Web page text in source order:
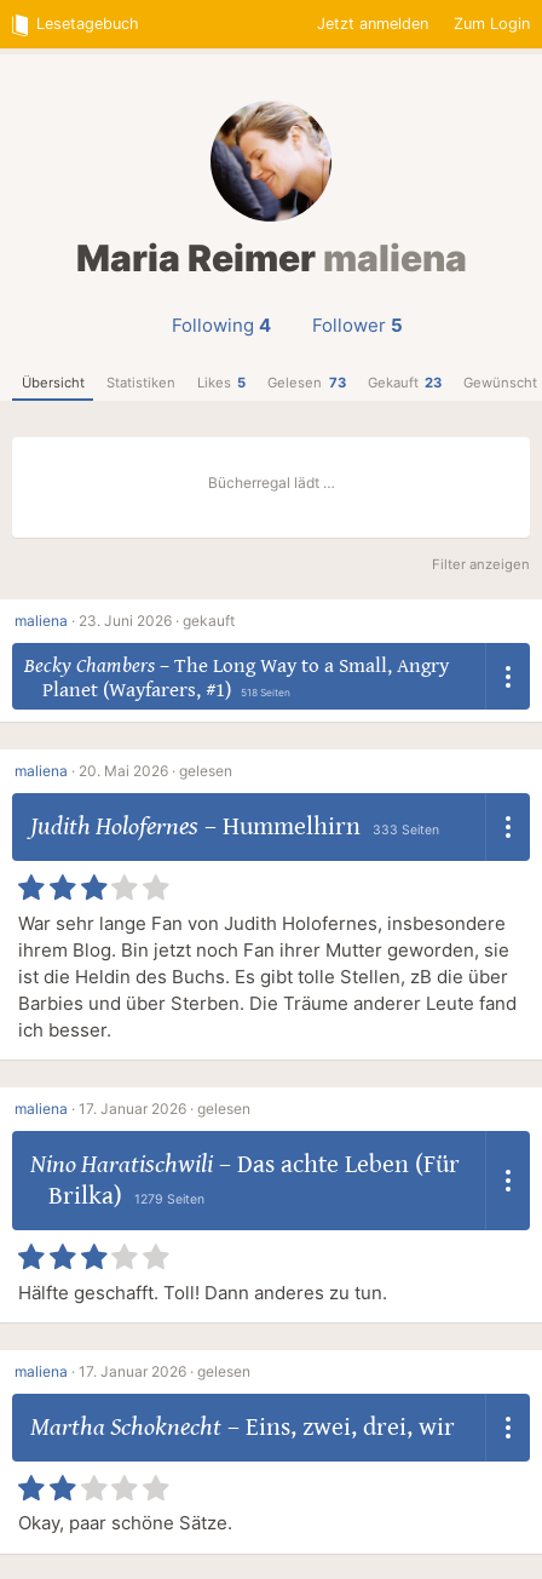
Lesetagebuch Jetzt anmelden Zum Login
Maria Reimermaliena
Following 4 Follower 5
Übersicht Statistiken Likes 5 Gelesen 73 Gekauft 23 Gewünscht
Bücherregal lädt …
Filter anzeigen
maliena · 23. Juni 2026 · gekauft
Becky Chambers – The Long Way to a Small, Angry
Planet (Wayfarers, #1)
518 Seiten
maliena · 20. Mai 2026 · gelesen
Judith Holofernes – Hummelhirn 333 Seiten
War sehr lange Fan von Judith Holofernes, insbesondere
ihrem Blog. Bin jetzt noch Fan ihrer Mutter geworden, sie
ist die Heldin des Buchs. Es gibt tolle Stellen, zB die über
Barbies und über Sterben. Die Träume anderer Leute fand
ich besser.
maliena · 17. Januar 2026 · gelesen
Nino Haratischwili– Das achte Leben (Für
Brilka)
1279 Seiten
Hälfte geschafft. Toll! Dann anderes zu tun.
maliena · 17. Januar 2026 · gelesen
Martha Schoknecht– Eins, zwei, drei, wir
Okay, paar schöne Sätze.